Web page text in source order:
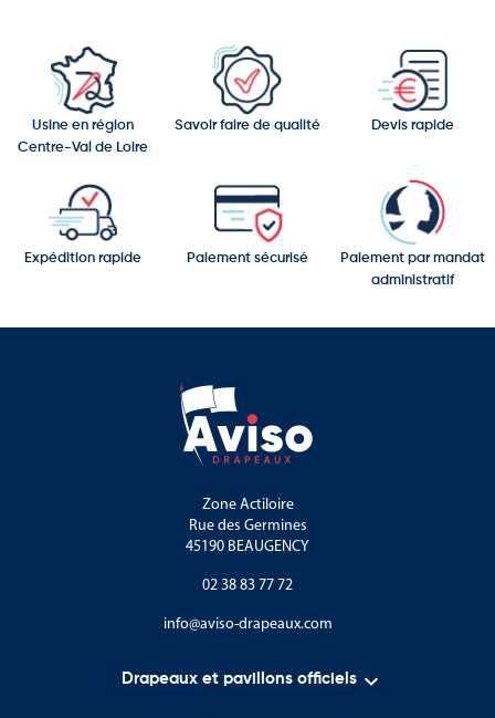
Usine en région
Centre-Val de Loire
Savoir faire de qualité Devis rapide
Expédition rapide Paiement sécurisé
Paiement par mandat
administratif
Zone Actiloire
Rue des Germines
45190 BEAUGENCY
02 38 83 77 72
info@aviso-drapeaux.com
Drapeaux et pavillons officiels 